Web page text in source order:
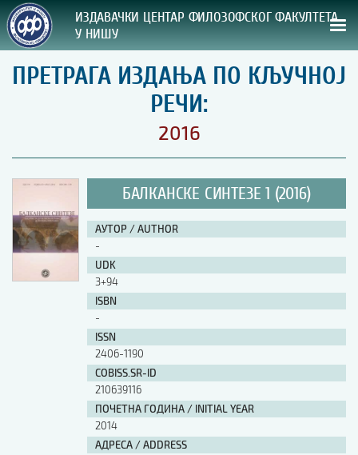
ИЗДАВАЧКИ ЦЕНТАР ФИЛОЗОФСКОГ ФАКУЛТЕТА
У НИШУ
СВА НАША ИЗДАЊА
ВРСТА ИЗДАЊА:
ПРЕГЛЕД
УПУТСТВА
УПУТСТВА
Правилник о издавачкој делатности
Упутство ауторима
Упутство уредницима
Изјава о ауторству
Изјава о лектури
Изјава о коришћењу ауторског дела
Упутство за бирање лиценце
Уговор са аутором
Шаблон прве стране и импресума [B5, ћир]
ПРЕТРАГА ИЗДАЊА ПО КЉУЧНОЈ
РЕЧИ:
2016
БАЛКАНСКЕ СИНТЕЗЕ 1 (2016)
АУТОР / AUTHOR
-
UDK
3+94
ISBN
-
ISSN
2406-1190
COBISS.SR-ID
210639116
ПОЧЕТНА ГОДИНА / INITIAL YEAR
2014
АДРЕСА / ADDRESS